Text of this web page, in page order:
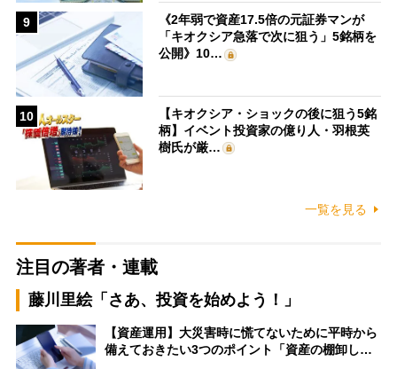
9
《2年弱で資産17.5倍の元証券マンが
「キオクシア急落で次に狙う」5銘柄を
公開》10…
10
【キオクシア・ショックの後に狙う5銘
柄】イベント投資家の億り人・羽根英
樹氏が厳…
一覧を見る
注目の著者・連載
藤川里絵「さあ、投資を始めよう！」
【資産運用】大災害時に慌てないために平時から
備えておきたい3つのポイント「資産の棚卸し…